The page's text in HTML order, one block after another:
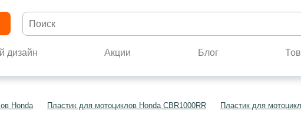
дизайн Акции Блог
Honda Пластик для мотоциклов Honda CBR1000RR Пластик для